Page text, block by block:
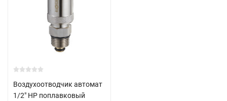
Воздухоотводчик автомат
1/2" НР поплавковый